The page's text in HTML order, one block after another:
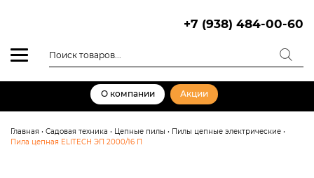
+7 (938) 484-00-60
товаров
О компании Акции
Главная • Садовая техника • Цепные пилы • Пилы цепные электрические •
Пила цепная ELITECH ЭП 2000/16 П